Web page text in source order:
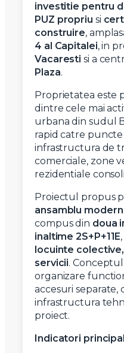
investitie pentru
PUZ propriu si
construire,
4 al Capitalei, in
Vacaresti si a
Plaza.
Proprietatea este
dintre cele mai
urbana din sudul
rapid catre
infrastructura de
comerciale, zone
rezidentiale
Proiectul propus
ansamblu
compus din doua
inaltime 2S+P+11E
locuinte
servicii.
organizare
accesuri separate,
infrastructura
proiect.
Indicatori